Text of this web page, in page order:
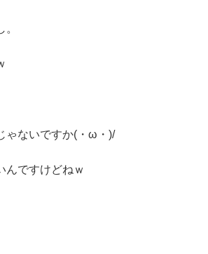
ゃないですか(・ω・)/
んですけどねｗ